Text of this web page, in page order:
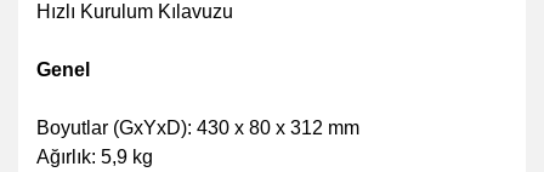
Hızlı Kurulum Kılavuzu
Genel
Boyutlar (GxYxD): 430 x 80 x 312 mm
Ağırlık: 5,9 kg